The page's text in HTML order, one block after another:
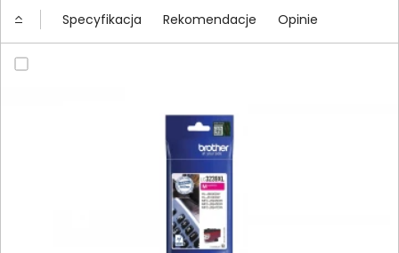
Specyfikacja Rekomendacje Opinie